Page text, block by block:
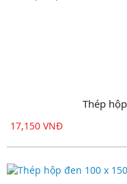
Thép
17,150 VNĐ